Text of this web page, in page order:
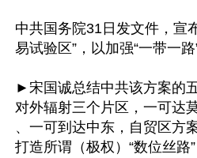
中共国务院31日发文件，宣
易试验区”，以加强“一带一路
►宋国诚总结中共该方案的
对外辐射三个片区，一可达
、一可到达中东，自贸区方
打造所谓（极权）“数位丝路